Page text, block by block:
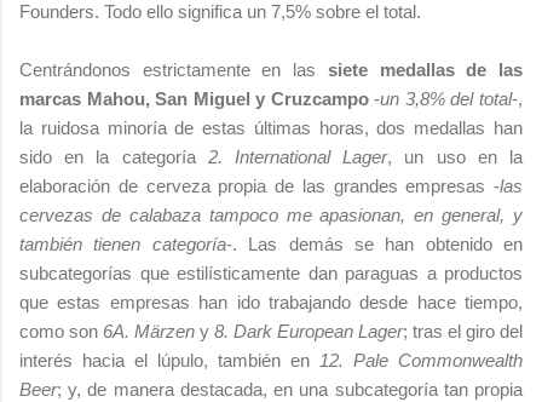
Founders. Todo ello significa un 7,5% sobre el total.
Centrándonos estrictamente en las siete medallas de las
marcas Mahou, San Miguel y Cruzcampo-un 3,8% del total-,
la ruidosa minoría de estas últimas horas, dos medallas han
sido en la categoría 2. International Lager, un uso en la
elaboración de cerveza propia de las grandes empresas -las
cervezas de calabaza tampoco me apasionan, en general, y
también tienen categoría-. Las demás se han obtenido en
subcategorías que estilísticamente dan paraguas a productos
que estas empresas han ido trabajando desde hace tiempo,
como son 6A. Märzen y 8. Dark European Lager; tras el giro del
interés hacia el lúpulo, también en 12. Pale Commonwealth
Beer; y, de manera destacada, en una subcategoría tan propia